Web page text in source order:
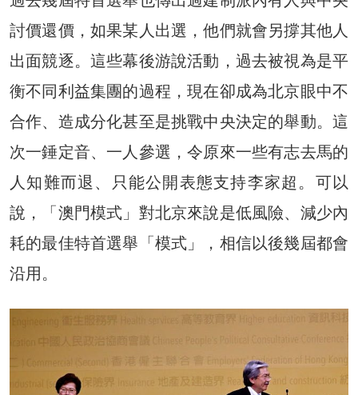
討價還價，如果某人出選，他們就會另撐其他人
出面競逐。這些幕後游說活動，過去被視為是平
衡不同利益集團的過程，現在卻成為北京眼中不
合作、造成分化甚至是挑戰中央決定的舉動。這
次一錘定音、一人參選，令原來一些有志去馬的
人知難而退、只能公開表態支持李家超。可以
說，「澳門模式」對北京來說是低風險、減少內
耗的最佳特首選舉「模式」，相信以後幾屆都會
沿用。